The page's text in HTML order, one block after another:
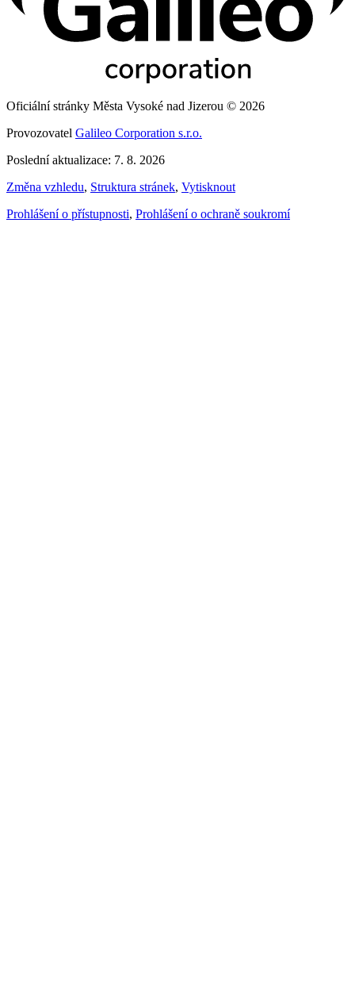
Oficiální stránky Města Vysoké nad Jizerou © 2026
Provozovatel Galileo Corporation s.r.o.
Poslední aktualizace: 7. 8. 2026
Změna vzhledu, Struktura stránek, Vytisknout
Prohlášení o přístupnosti, Prohlášení o ochraně soukromí